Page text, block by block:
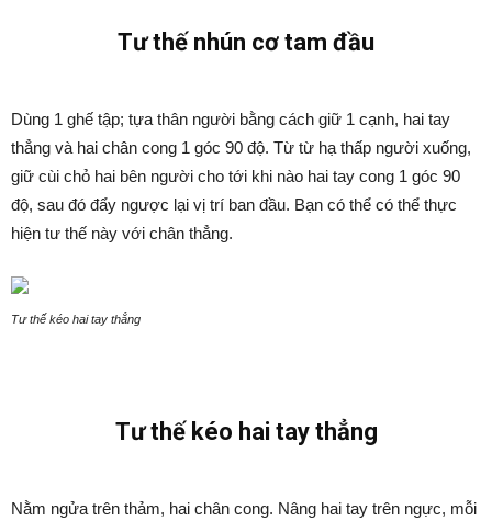
Tư thế nhún cơ tam đầu
Dùng 1 ghế tập; tựa thân người bằng cách giữ 1 cạnh, hai tay
thẳng và hai chân cong 1 góc 90 độ. Từ từ hạ thấp người xuống,
giữ cùi chỏ hai bên người cho tới khi nào hai tay cong 1 góc 90
độ, sau đó đẩy ngược lại vị trí ban đầu. Bạn có thể có thể thực
hiện tư thế này với chân thẳng.
Tư thế kéo hai tay thẳng
Tư thế kéo hai tay thẳng
Nằm ngửa trên thảm, hai chân cong. Nâng hai tay trên ngực, mỗi